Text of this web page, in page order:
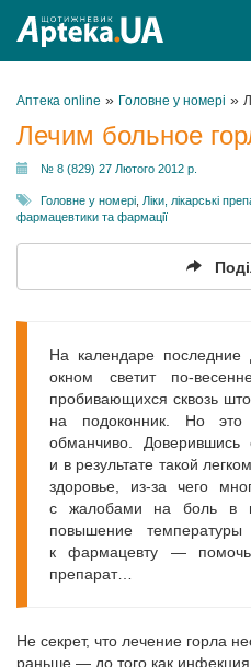
Аптека online » Головне у номері »
Лечим больное
№ 8 (829) 27 Лютого 2012 р.
Головне у номері Ліки, лікарські
фармацевтики та фармації
На календаре
окном светит по-
пробивающихся сквозь
на подоконник. Но это
обманчиво.
и в результате такой
здоровье, из-за чего
с жалобами на боль в
повышение
к фармацевту — помочь
препарат…
Не секрет, что лечение горла
раньше — до того как